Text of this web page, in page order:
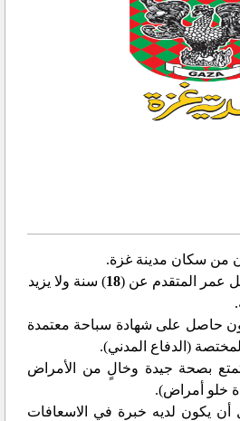
من سكان مدينة غزة.
عمر المتقدم عن (18) سنة ولا يزيد
.
حاصل على شهادة سباحة معتمدة
(الدفاع المدني).
بصحة جيدة وخالٍ من الأمراض
خلو أمراض).
أن يكون لديه خبرة في الاسعافات